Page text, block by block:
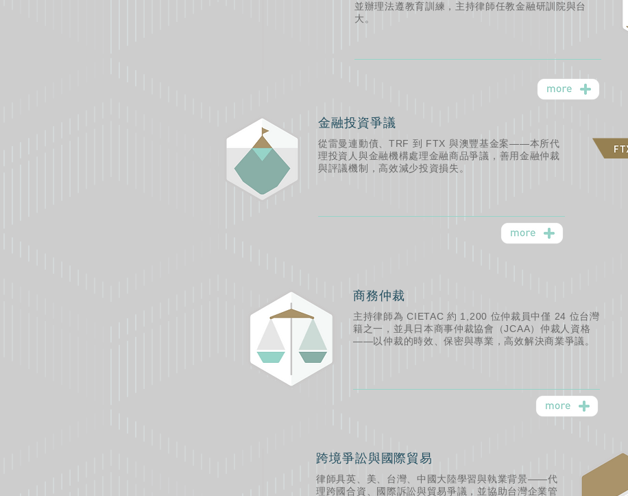
並辦理法遵教育訓練，主持律師任教金融研訓院與台
大。
金融投資爭議
從雷曼連動債、TRF 到 FTX 與澳豐基金案——本所代
理投資人與金融機構處理金融商品爭議，善用金融仲裁
與評議機制，高效減少投資損失。
商務仲裁
主持律師為 CIETAC 約 1,200 位仲裁員中僅 24 位台灣
籍之一，並具日本商事仲裁協會（JCAA）仲裁人資格
——以仲裁的時效、保密與專業，高效解決商業爭議。
跨境爭訟與國際貿易
律師具英、美、台灣、中國大陸學習與執業背景——代
理跨國合資、國際訴訟與貿易爭議，並協助台灣企業管